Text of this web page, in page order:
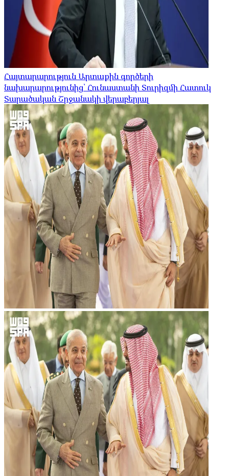
Հայտարարություն Արտաքին գործերի
նախարարությունից՝ Հունաստանի Տուրիզմի Հատուկ
Տարածական Շրջանակի վերաբերյալ